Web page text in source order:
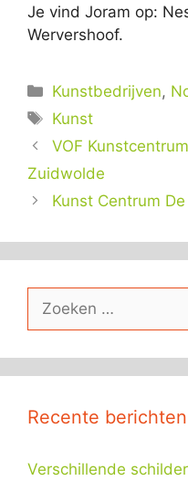
Je vind Joram op:
Wervershoof.
Categorieën
Kunstbedrijven,
Tags
Kunst
VOF
Zuidwolde
Kunst Centrum
naar:
Recente berichten
Verschillende